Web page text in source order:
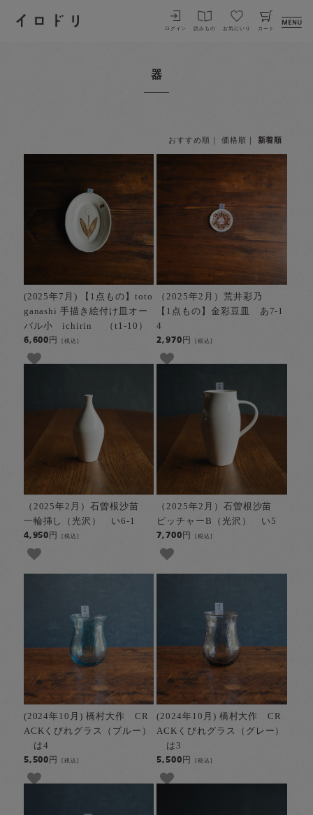
イロドリ
ログイン 読みもの お気にいり カート
器
おすすめ順 価格順 新着順
(2025年7月) 【1点もの】toto
ganashi 手描き絵付け皿オー
バル小 ichirin （t1-10）
6,600円[税込]
（2025年2月）荒井彩乃
【1点もの】金彩豆皿 あ7-1
4
2,970円 [税込]
（2025年2月）石曽根沙苗
一輪挿し（光沢） い6-1
4,950円[税込]
（2025年2月）石曽根沙苗
ピッチャーB（光沢） い5
7,700円 [税込]
(2024年10月) 橋村大作 CR
ACKくびれグラス（ブルー）
は4
5,500円[税込]
(2024年10月) 橋村大作 CR
ACKくびれグラス（グレー）
は3
5,500円 [税込]